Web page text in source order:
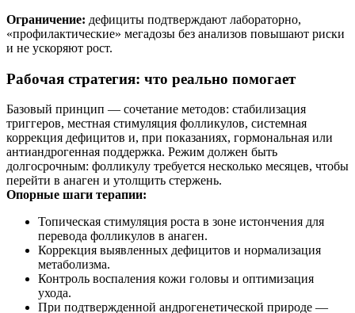
Ограничение: дефициты подтверждают лабораторно,
«профилактические» мегадозы без анализов повышают риски
и не ускоряют рост.
Рабочая стратегия: что реально помогает
Базовый принцип — сочетание методов: стабилизация
триггеров, местная стимуляция фолликулов, системная
коррекция дефицитов и, при показаниях, гормональная или
антиандрогенная поддержка. Режим должен быть
долгосрочным: фолликулу требуется несколько месяцев, чтобы
перейти в анаген и утолщить стержень.
Опорные шаги терапии:
Топическая стимуляция роста в зоне истончения для
перевода фолликулов в анаген.
Коррекция выявленных дефицитов и нормализация
метаболизма.
Контроль воспаления кожи головы и оптимизация
ухода.
При подтвержденной андрогенетической природе —